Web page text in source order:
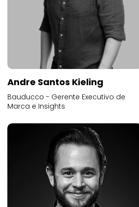
Andre Santos Kieling
Bauducco - Gerente Executivo de
Marca e Insights